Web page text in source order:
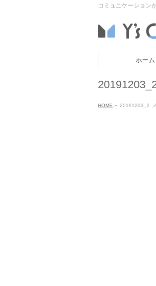
コミュニケーション
ホーム
HOME » 20191203_2